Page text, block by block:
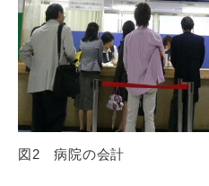
図2 病院の会計